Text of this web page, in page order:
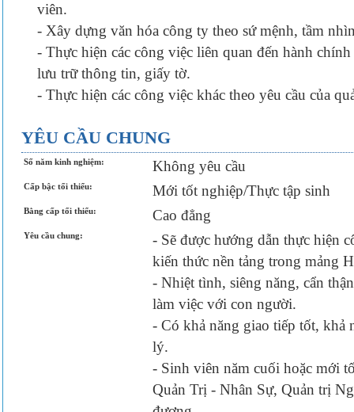
viên.
- Xây dựng văn hóa công ty theo sứ mệnh, tầm
- Thực hiện các công việc liên quan đến hành
lưu trữ thông tin, giấy tờ.
- Thực hiện các công việc khác theo yêu cầu của
YÊU CẦU CHUNG
Số năm kinh nghiệm: Không yêu cầu
Cấp bậc tối thiểu: Mới tốt nghiệp/Thực tập sinh
Bằng cấp tối thiểu: Cao đẳng
Yêu cầu chung:
- Sẽ được hướng dẫn thực hiện
kiến thức nền tảng trong mảng
- Nhiệt tình, siêng năng, cẩn
làm việc với con người.
- Có khả năng giao tiếp tốt,
lý.
- Sinh viên năm cuối hoặc mới
Quản Trị - Nhân Sự, Quản trị